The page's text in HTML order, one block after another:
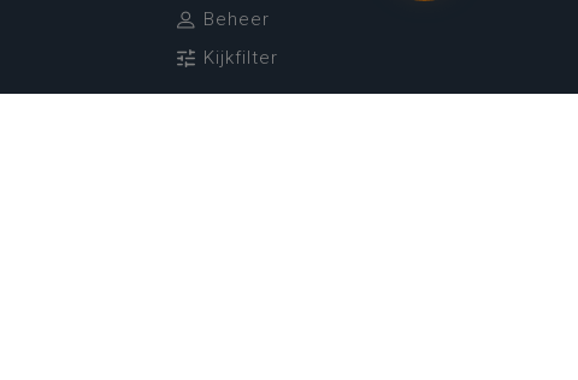
Beheer
Kijkfilter